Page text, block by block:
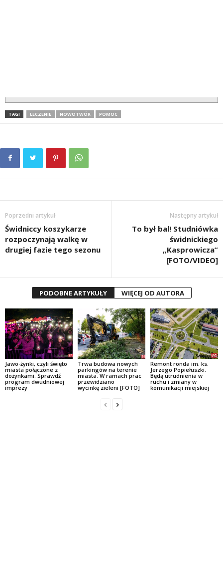
TAGI LECZENIE NOWOTWÓR POMOC
Poprzedni artykuł
Świdniccy koszykarze
rozpoczynają walkę w
drugiej fazie tego sezonu
Następny artykuł
To był bal! Studniówka
świdnickiego
„Kasprowicza”
[FOTO/VIDEO]
PODOBNE ARTYKUŁY WIĘCEJ OD AUTORA
Jawo-żynki, czyli święto
miasta połączone z
dożynkami. Sprawdź
program dwudniowej
imprezy
Trwa budowa nowych
parkingów na terenie
miasta. W ramach prac
przewidziano
wycinkę zieleni [FOTO]
Remont ronda im. ks.
Jerzego Popiełuszki.
Będą utrudnienia w
ruchu i zmiany w
komunikacji miejskiej